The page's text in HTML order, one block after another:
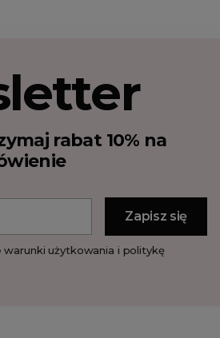
rabat 10% na
użytkowania i politykę